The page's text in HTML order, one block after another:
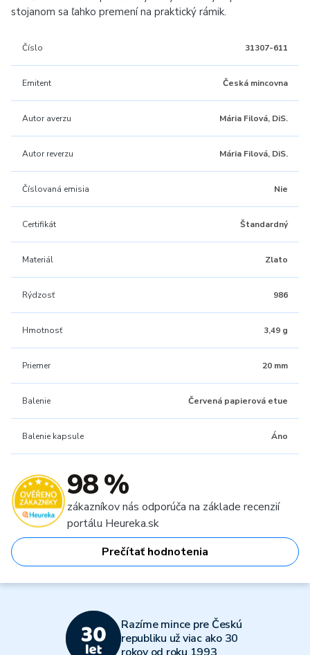
stojanom sa ľahko premení na praktický rámik.
Číslo 31307-611
Emitent Česká mincovna
Autor averzu Mária Filová, DiS.
Autor reverzu Mária Filová, DiS.
Číslovaná emisia Nie
Certifikát Štandardný
Materiál Zlato
Rýdzosť 986
Hmotnosť 3,49 g
Priemer 20 mm
Balenie Červená papierová etue
Balenie kapsule Áno
98 %
zákazníkov nás odporúča na základe recenzií
portálu Heureka.sk
Prečítať hodnotenia
Razíme mince pre Českú
republiku už viac ako 30